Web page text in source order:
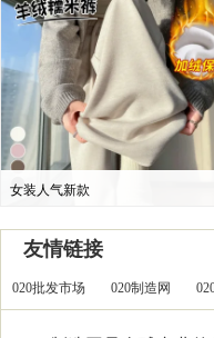
女装人气新款
友情链接
020批发市场 020制造网